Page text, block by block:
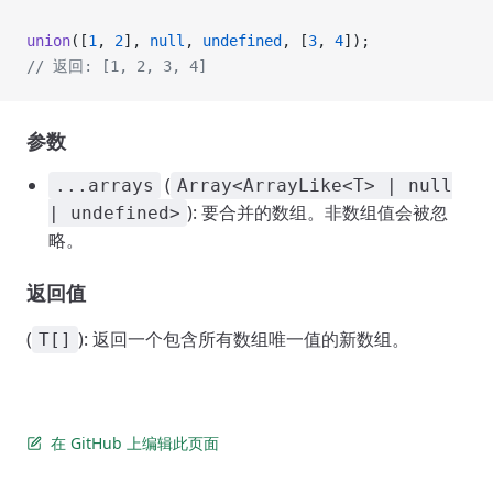
union([1 , 2], null , undefined , [3, 4]);
// 返回: [1, 2, 3, 4]
参数
...arrays ( Array<ArrayLike<T> | null
| undefined> ): 要合并的数组。非数组值会被忽
略。
返回值
( T[] ): 返回一个包含所有数组唯一值的新数组。
在 GitHub 上编辑此页面